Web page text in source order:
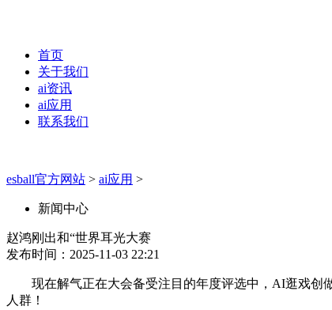
首页
关于我们
ai资讯
ai应用
联系我们
esball官方网站 > ai应用 >
新闻中心
赵鸿刚出和“世界耳光大赛
发布时间：2025-11-03 22:21
现在解气正在大会备受注目的年度评选中，AI逛戏创做
人群！